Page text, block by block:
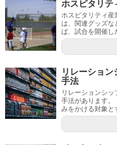
ホスピタリテ
ホスピタリティ産
は、関連グッズな
ば、試合を開催し
リレーショ
手法
リレーションシ
手法があります。
みをかける対象と